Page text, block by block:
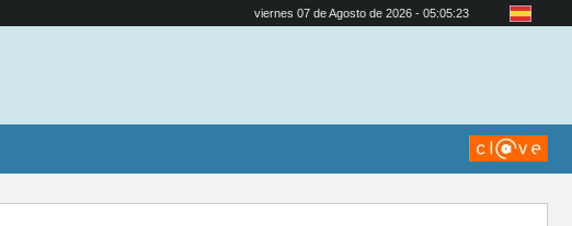
viernes 07 de Agosto de 2026 - 05:05:24